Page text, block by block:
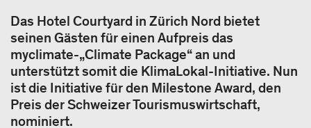
Das Hotel Courtyard in Zürich Nord bietet
seinen Gästen für einen Aufpreis das
myclimate-„Climate Package“ an und
unterstützt somit die KlimaLokal-Initiative. Nun
ist die Initiative für den Milestone Award, den
Preis der Schweizer Tourismuswirtschaft,
nominiert.